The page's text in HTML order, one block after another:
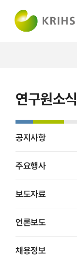
연구원소식
공지사항
주요행사
보도자료
언론보도
채용정보